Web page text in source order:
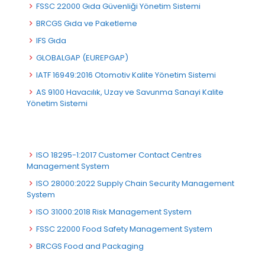
FSSC 22000 Gıda Güvenliği Yönetim Sistemi
BRCGS Gıda ve Paketleme
IFS Gıda
GLOBALGAP (EUREPGAP)
IATF 16949:2016 Otomotiv Kalite Yönetim Sistemi
AS 9100 Havacılık, Uzay ve Savunma Sanayi Kalite
Yönetim Sistemi
ISO 18295-1:2017 Customer Contact Centres
Management System
ISO 28000:2022 Supply Chain Security Management
System
ISO 31000:2018 Risk Management System
FSSC 22000 Food Safety Management System
BRCGS Food and Packaging